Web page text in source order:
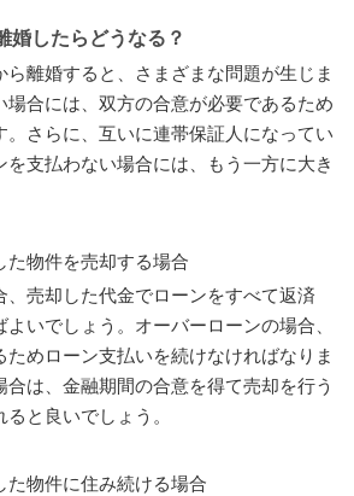
婚したらどうなる？
離婚すると、さまざまな問題が生じま
場合には、双方の合意が必要であるため
。さらに、互いに連帯保証人になってい
を支払わない場合には、もう一方に大き
た物件を売却する場合
、売却した代金でローンをすべて返済
いでしょう。オーバーローンの場合、
めローン支払いを続けなければなりま
は、金融期間の合意を得て売却を行う
と良いでしょう。
た物件に住み続ける場合